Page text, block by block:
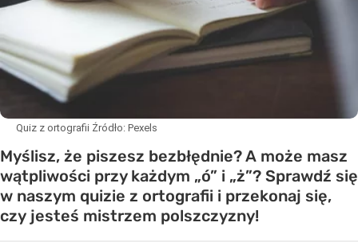
Quiz z ortografii Źródło: Pexels
Myślisz, że piszesz bezbłędnie? A może masz
wątpliwości przy każdym „ó” i „ż”? Sprawdź się
w naszym quizie z ortografii i przekonaj się,
czy jesteś mistrzem polszczyzny!